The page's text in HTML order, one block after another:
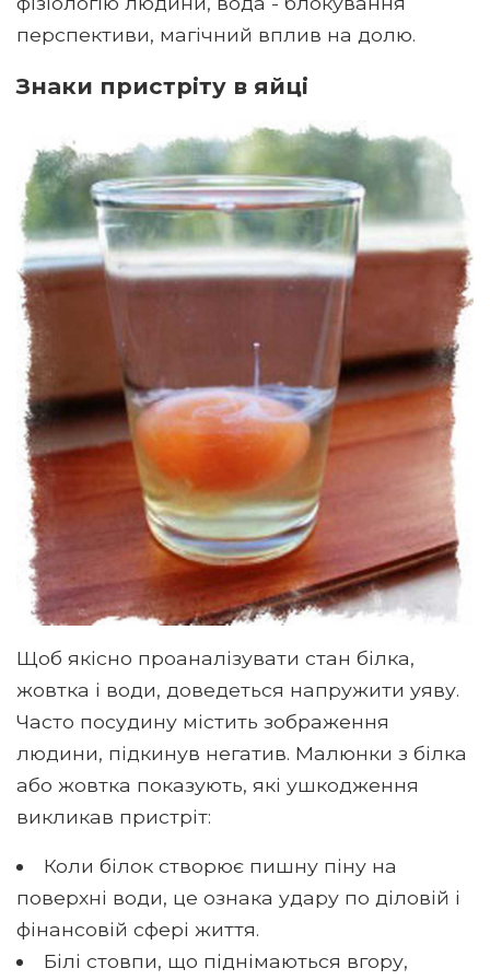
перспективи, магічний вплив на долю.
Знаки пристріту в яйці
Щоб якісно проаналізувати стан білка,
жовтка і води, доведеться напружити уяву.
Часто посудину містить зображення
людини, підкинув негатив. Малюнки з білка
або жовтка показують, які ушкодження
викликав пристріт:
Коли білок створює пишну піну на
поверхні води, це ознака удару по діловій і
фінансовій сфері життя.
Білі стовпи, що піднімаються вгору,